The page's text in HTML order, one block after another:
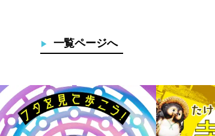
一覧ページへ